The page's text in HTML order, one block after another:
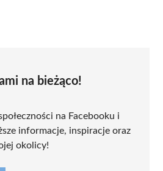
na bieżąco!
na Facebooku i
informacje, inspiracje oraz
okolicy!